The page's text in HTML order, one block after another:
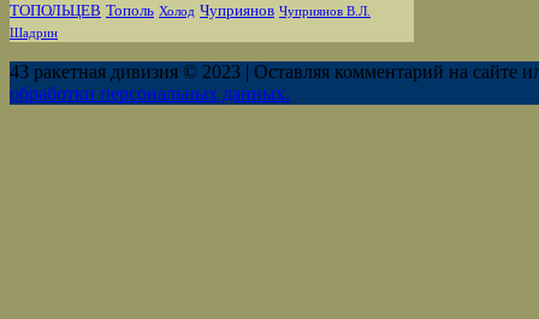
ТОПОЛЬЦЕВ Тополь Холод Чуприянов Чуприянов В.Л.
Шадрин
43 ракетная дивизия © 2023 | Оставляя комментарий на сайте
обработки персональных данных.